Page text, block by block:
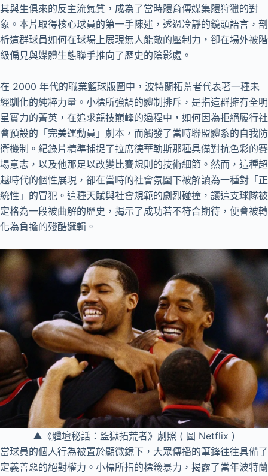
其與生俱來的反主流氣質，成為了當時體育傳媒集體狩獵的對
象。本片取得核心球員的第一手陳述，透過冷靜的鏡頭語言，剖
析這群球員如何在球場上展現無人能敵的壓制力，卻在場外被階
級偏見與媒體生態聯手推向了歷史的陰影處。
在 2000 年代的職業籃球版圖中，波特蘭拓荒者代表著一種未
經馴化的純粹力量。小標所強調的體制排斥，是指這群擁有全明
星實力的菁英，在追求競技巔峰的過程中，如何因為拒絕履行社
會預設的「完美運動員」劇本，而觸發了當時聯盟體系的自我防
衛機制。紀錄片精準捕捉了拉席德華勒斯那種具備對抗色彩的賽
場意志，以及他那足以改變比賽規則的技術細節。然而，這種超
越時代的個性展現，卻在當時的社會氛圍下被解讀為一種對「正
統性」的冒犯。這種天賦與社會規範的劇烈碰撞，讓這支球隊被
定格為一段被曲解的歷史，揭示了成功若不符合期待，便會被轉
化為負擔的殘酷邏輯。
▲《體壇秘話：監獄拓荒者》劇照 ( 圖 Netflix )
當球員的個人行為被置於顯微鏡下，大眾傳播的筆鋒往往具備了
定義善惡的絕對權力。小標所指的標籤暴力，揭露了當年波特蘭